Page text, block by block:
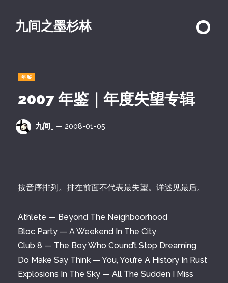
九间之墨杉林
年鉴
2007 年鉴｜年度失望专辑
九间_ — 2008-01-05
按音序排列。排在前面不代表最失望。详述见最后。
Athlete — Beyond The Neighboorhood
Bloc Party — A Weekend In The City
Club 8 — The Boy Who Cound’t Stop Dreaming
Do Make Say Think — You, You’re A History In Rust
Explosions In The Sky — All The Sudden I Miss